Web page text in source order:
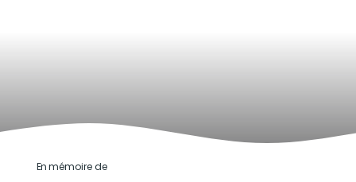
En mémoire de